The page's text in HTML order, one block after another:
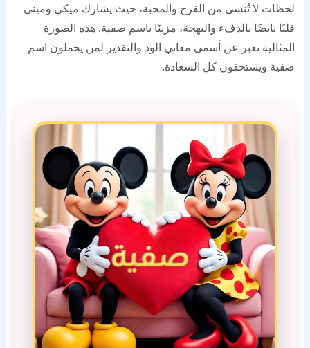
لحظات لا تُنسى من الفرح والمحبة، حيث يشارك ميكي وميني
قلبًا نابضًا بالدفء والبهجة، مزينًا باسم صفية. هذه الصورة
المثالية تعبر عن أسمى معاني الود والتقدير لمن يحملون اسم
صفية ويستحقون كل السعادة.